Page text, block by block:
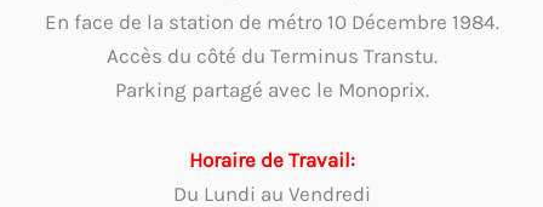
En face de la station de métro 10 Décembre 1984.
Accès du côté du Terminus Transtu.
Parking partagé avec le Monoprix.
Horaire de Travail:
Du Lundi au Vendredi